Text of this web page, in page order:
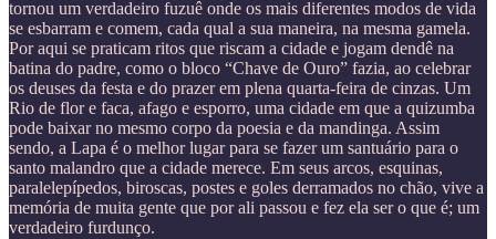
tornou um verdadeiro fuzuê onde os mais diferentes modos de vida
se esbarram e comem, cada qual a sua maneira, na mesma gamela.
Por aqui se praticam ritos que riscam a cidade e jogam dendê na
batina do padre, como o bloco “Chave de Ouro” fazia, ao celebrar
os deuses da festa e do prazer em plena quarta-feira de cinzas. Um
Rio de flor e faca, afago e esporro, uma cidade em que a quizumba
pode baixar no mesmo corpo da poesia e da mandinga. Assim
sendo, a Lapa é o melhor lugar para se fazer um santuário para o
santo malandro que a cidade merece. Em seus arcos, esquinas,
paralelepípedos, biroscas, postes e goles derramados no chão, vive a
memória de muita gente que por ali passou e fez ela ser o que é; um
verdadeiro furdunço.